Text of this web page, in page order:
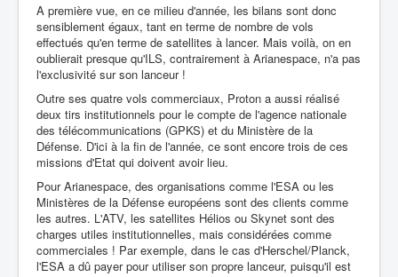
A première vue, en ce milieu d'année, les bilans sont donc
sensiblement égaux, tant en terme de nombre de vols
effectués qu'en terme de satellites à lancer. Mais voilà, on en
oublierait presque qu'ILS, contrairement à Arianespace, n'a pas
l'exclusivité sur son lanceur !
Outre ses quatre vols commerciaux, Proton a aussi réalisé
deux tirs institutionnels pour le compte de l'agence nationale
des télécommunications (GPKS) et du Ministère de la
Défense. D'ici à la fin de l'année, ce sont encore trois de ces
missions d'Etat qui doivent avoir lieu.
Pour Arianespace, des organisations comme l'ESA ou les
Ministères de la Défense européens sont des clients comme
les autres. L'ATV, les satellites Hélios ou Skynet sont des
charges utiles institutionnelles, mais considérées comme
commerciales ! Par exemple, dans le cas d'Herschel/Planck,
l'ESA a dû payer pour utiliser son propre lanceur, puisqu'il est